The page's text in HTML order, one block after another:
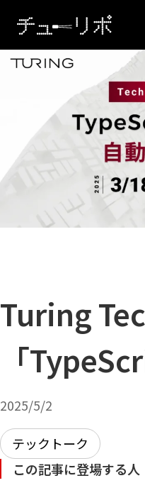
Turing
「
2025/5/2
テックトーク
この記事に登場する人